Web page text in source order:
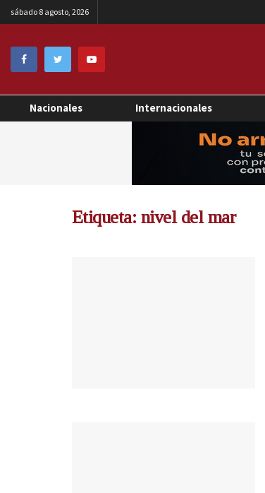
sábado 8 agosto, 2026
Nacionales Internacionales
Etiqueta: nivel del mar